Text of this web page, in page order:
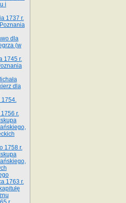
i
1737 r.
dla
(w
1745 r.
dla
1754.
r.
1758 r.
1763 r.